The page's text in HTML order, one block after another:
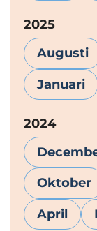
År:
2025
Augusti
Januari
År:
2024
Oktober
April